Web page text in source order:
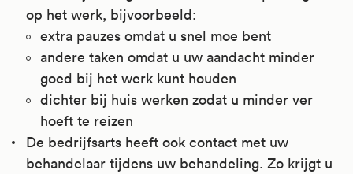
op het werk, bijvoorbeeld:
extra pauzes omdat u snel moe bent
andere taken omdat u uw aandacht minder
goed bij het werk kunt houden
dichter bij huis werken zodat u minder ver
hoeft te reizen
De bedrijfsarts heeft ook contact met uw
behandelaar tijdens uw behandeling. Zo krijgt u